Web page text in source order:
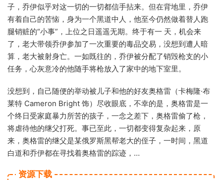
子，乔伊似乎对这一切的一切都信手拈来。但在背地里，乔伊
有着自己的苦恼，身为一个黑道中人，他至今仍然做着替人跑
腿销赃的“小事”，上位之日遥遥无期。终于有一 天，机会来
了，老大带领乔伊参加了一次重要的毒品交易，没想到遭人暗
算，老大被射身亡。一如既往的，乔伊被分配了销毁枪支的小
任务，心灰意冷的他随手将枪放入了家中的地下室里。
没想到，自己随便的举动被儿子和他的好友奥格雷（卡梅隆·布
莱特 Cameron Bright 饰）尽收眼底，不幸的是，奥格雷是一
个终日受家庭暴力所苦的孩子，一念之差下，奥格雷偷了枪，
将虐待他的继父打死。事已至此，一切都变得复杂起来，原
来，奥格雷的继父是某俄罗斯黑帮老大的侄子，一时间，黑道
白道和乔伊都在寻找着奥格雷的踪迹，…
资源下载